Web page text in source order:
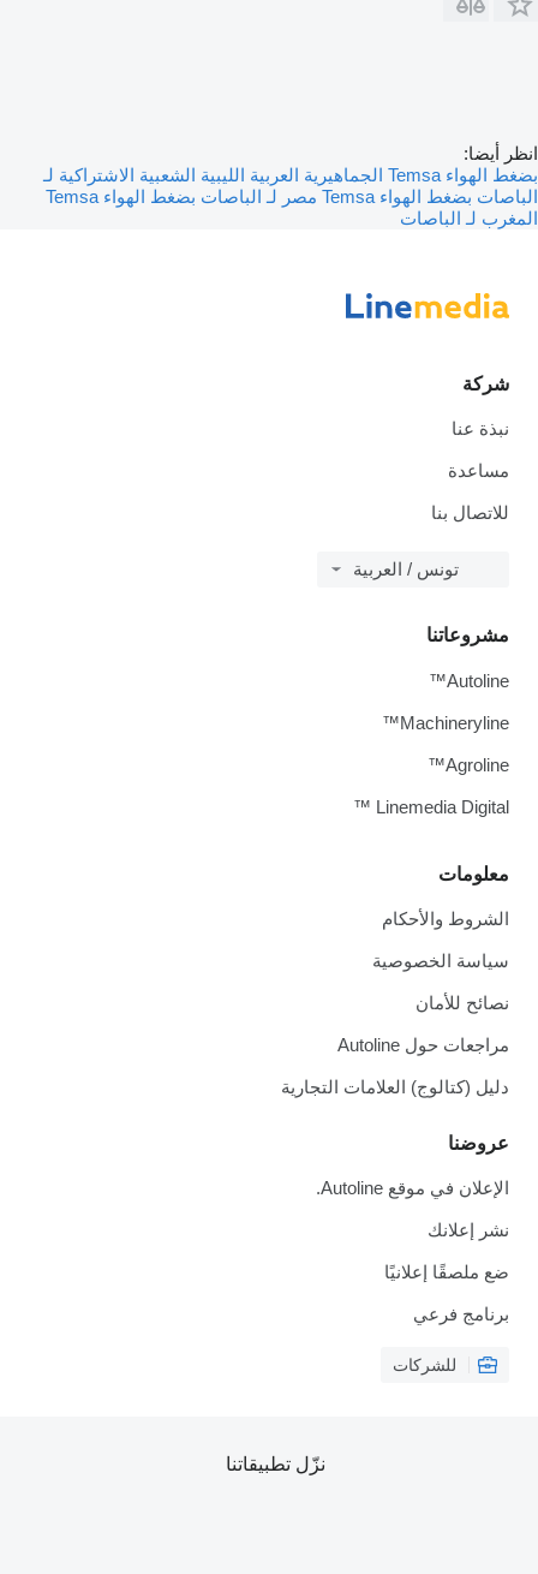
انظر أيضا:
بضغط الهواء Temsa الجماهيرية العربية الليبية الشعبية الاشتراكية لـ
الباصات بضغط الهواء Temsa مصر لـ الباصات
بضغط الهواء Temsa
المغرب لـ الباصات
شركة
نبذة عنا
مساعدة
للاتصال بنا
تونس / العربية
معلومات
الشروط والأحكام
سياسة الخصوصية
نصائح للأمان
مراجعات حول Autoline
دليل (كتالوج) العلامات التجارية
عروضنا
الإعلان في موقع Autoline.
نشر إعلانك
ضع ملصقًا إعلانيًا
برنامج فرعي
للشركات
مشروعاتنا
Autoline™
Machineryline™
Agroline™
Linemedia Digital ™
نزّل تطبيقاتنا